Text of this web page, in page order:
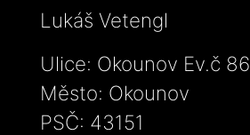
Lukáš Vetengl
Ulice: Okounov Ev.č 86
Město: Okounov
PSČ: 43151